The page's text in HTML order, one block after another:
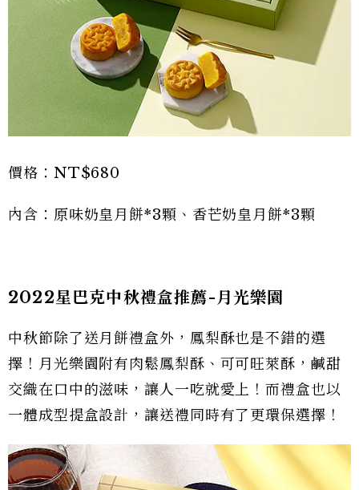
價格：NT$680
內含：原味奶皇月餅*3顆、香芒奶皇月餅*3顆
2022星巴克中秋禮盒推薦-月光樂園
中秋節除了送月餅禮盒外，鳳梨酥也是不錯的選
擇！月光樂園附有肉鬆鳳梨酥、可可旺萊酥，鹹甜
交織在口中的滋味，讓人一吃就愛上！而禮盒也以
一體成型提盒設計，讓送禮同時有了更環保選擇！